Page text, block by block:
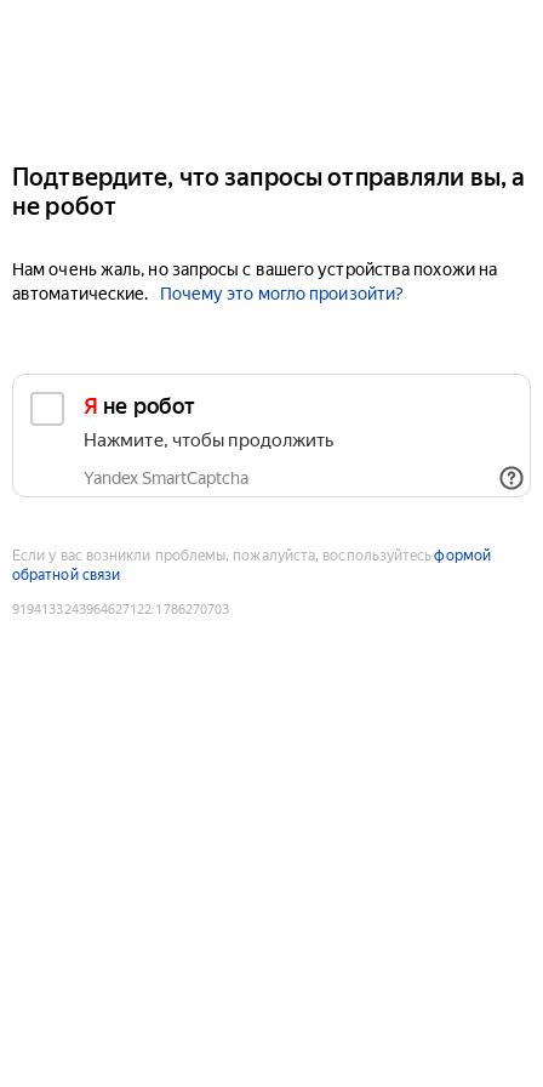
Подтвердите, что запросы отправляли вы, а
не робот
Нам очень жаль, но запросы с вашего устройства похожи на
автоматические.
Почему это могло произойти?
Я не робот
Нажмите, чтобы продолжить
Yandex SmartCaptcha
Если у вас возникли проблемы, пожалуйста, воспользуйтесьформой
обратной связи
9194133243964627122:1786270703